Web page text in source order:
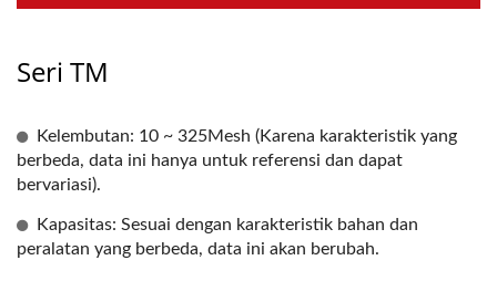
Seri TM
Kelembutan: 10 ~ 325Mesh (Karena karakteristik yang
berbeda, data ini hanya untuk referensi dan dapat
bervariasi).
Kapasitas: Sesuai dengan karakteristik bahan dan
peralatan yang berbeda, data ini akan berubah.